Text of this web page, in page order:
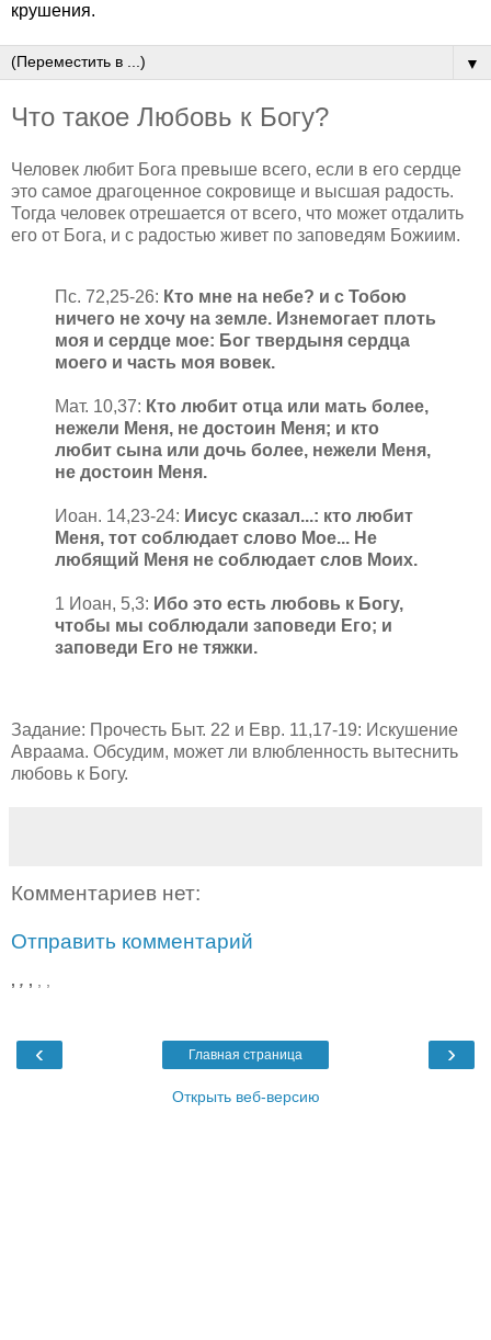
крушения.
▼
Что такое Любовь к Богу?
Человек любит Бога превыше всего, если в его сердце
это самое драгоценное сокровище и высшая радость.
Тогда человек отрешается от всего, что может отдалить
его от Бога, и с радостью живет по заповедям Божиим.
Пс. 72,25-26: Кто мне на небе? и с Тобою
ничего не хочу на земле. Изнемогает плоть
моя и сердце мое: Бог твердыня сердца
моего и часть моя вовек.
Мат. 10,37: Кто любит отца или мать более,
нежели Меня, не достоин Меня; и кто
любит сына или дочь более, нежели Меня,
не достоин Меня.
Иоан. 14,23-24: Иисус сказал...: кто любит
Меня, тот соблюдает слово Мое... Не
любящий Меня не соблюдает слов Моих.
1 Иоан, 5,3: Ибо это есть любовь к Богу,
чтобы мы соблюдали заповеди Его; и
заповеди Его не тяжки.
Задание: Прочесть Быт. 22 и Евр. 11,17-19: Искушение
Авраама. Обсудим, может ли влюбленность вытеснить
любовь к Богу.
Комментариев нет:
Отправить комментарий
, , , , ,
‹ ›
Главная страница
Открыть веб-версию